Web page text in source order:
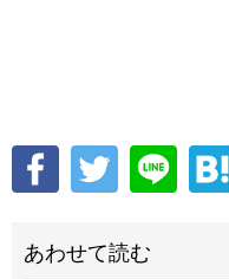
あわせて読む